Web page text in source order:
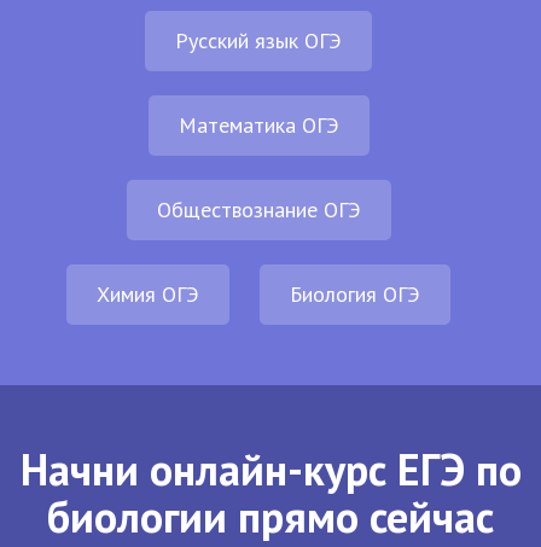
Русский язык ОГЭ
Математика ОГЭ
Обществознание ОГЭ
Химия ОГЭ Биология ОГЭ
Начни онлайн-курс ЕГЭ по
биологии прямо сейчас